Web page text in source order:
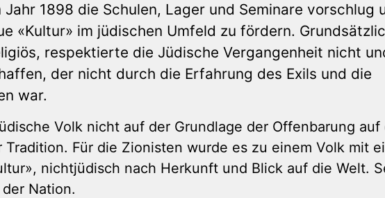
1898 die Schulen, Lager und Seminare vorschlug
«Kultur» im jüdischen Umfeld zu fördern.
respektierte die Jüdische Vergangenheit nicht
der nicht durch die Erfahrung des Exils und die
war.
Volk nicht auf der Grundlage der Offenbarung auf
Tradition. Für die Zionisten wurde es zu einem Volk mit
nichtjüdisch nach Herkunft und Blick auf die Welt.
Nation.